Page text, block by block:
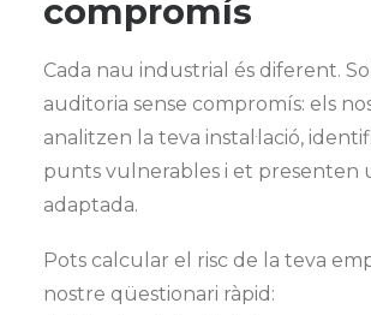
compromís
Cada nau industrial és diferent.
auditoria sense compromís: els
analitzen la teva instal·lació,
punts vulnerables i et presenten
adaptada.
Pots calcular el risc de la teva
nostre qüestionari ràpid: